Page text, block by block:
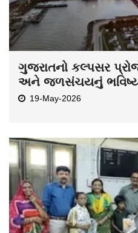
ગુજરાતનો કલ્પસર
અને જળસંચયનું
19-May-2026